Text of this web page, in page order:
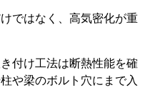
ではなく、高気密化が重
付け工法は断熱性能を確
や梁のボルト穴にまで入